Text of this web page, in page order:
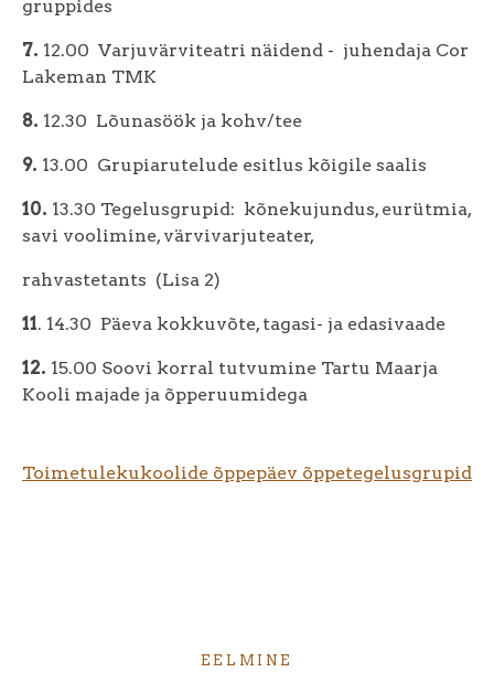
gruppides
7. 12.00 Varjuvärviteatri näidend - juhendaja Cor
Lakeman TMK
8. 12.30 Lõunasöök ja kohv/tee
9. 13.00 Grupiarutelude esitlus kõigile saalis
10. 13.30 Tegelusgrupid: kõnekujundus, eurütmia,
savi voolimine, värvivarjuteater,
rahvastetants (Lisa 2)
11. 14.30 Päeva kokkuvõte, tagasi- ja edasivaade
12. 15.00 Soovi korral tutvumine Tartu Maarja
Kooli majade ja õpperuumidega
Toimetulekukoolide õppepäev õppetegelusgrupid
EELMINE